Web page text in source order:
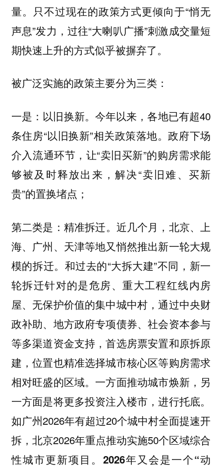
量。只不过现在的政策方式更倾向于“悄无
声息”发力，过往“大喇叭广播”刺激成交量短
期快速上升的方式似乎被摒弃了。
被广泛实施的政策主要分为三类：
一是： 以旧换新。 今年以来，各地已有超40
条住房“以旧换新”相关政策落地。政府下场
介入流通环节，让“卖旧买新”的购房需求能
够被及时释放出来，解决“卖旧难、买新
贵”的置换堵点；
第二类是： 精准拆迁。 近几个月，北京、上
海、广州、天津等地又悄然推出新一轮大规
模的拆迁。和过去的“大拆大建”不同，新一
轮拆迁针对的是危房、重大工程红线内房
屋、无保护价值的集中城中村，通过中央财
政补助、地方政府专项债券、社会资本参与
等多渠道资金支持，首选房票安置和原拆原
建，位置也精准选择城市核心区等购房需求
相对旺盛的区域。一方面推动城市焕新，另
一方面是将更多投资注入楼市，进行托底。
如广州2026年有超过20个城中村全面提速开
拆，北京2026年重点推动实施50个区域综合
性城市更新项目。 2026年又会是一个“动